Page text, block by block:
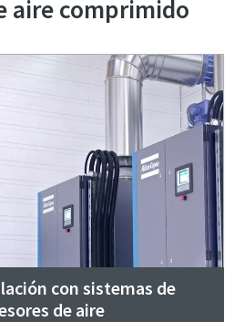
aire comprimido
con sistemas de
de aire